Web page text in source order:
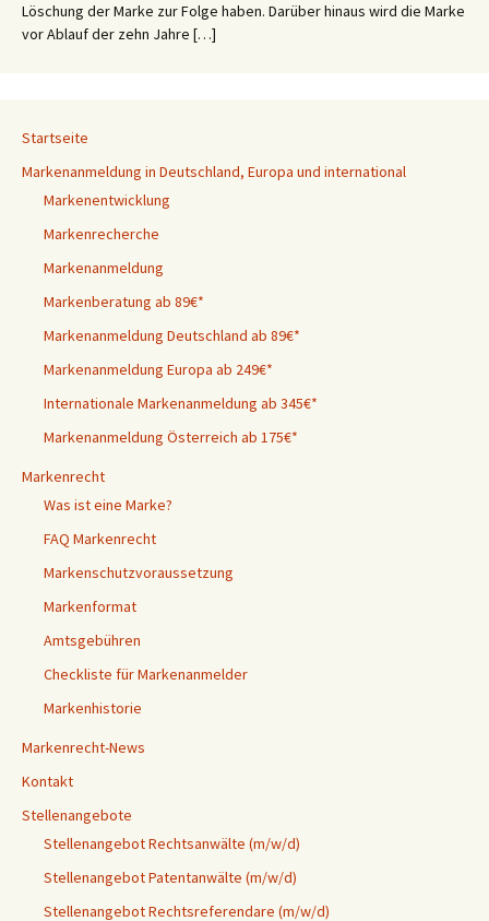
Löschung der Marke zur Folge haben. Darüber hinaus wird die Marke
vor Ablauf der zehn Jahre […]
Startseite
Markenanmeldung in Deutschland, Europa und international
Markenentwicklung
Markenrecherche
Markenanmeldung
Markenberatung ab 89€*
Markenanmeldung Deutschland ab 89€*
Markenanmeldung Europa ab 249€*
Internationale Markenanmeldung ab 345€*
Markenanmeldung Österreich ab 175€*
Markenrecht
Was ist eine Marke?
FAQ Markenrecht
Markenschutzvoraussetzung
Markenformat
Amtsgebühren
Checkliste für Markenanmelder
Markenhistorie
Markenrecht-News
Kontakt
Stellenangebote
Stellenangebot Rechtsanwälte (m/w/d)
Stellenangebot Patentanwälte (m/w/d)
Stellenangebot Rechtsreferendare (m/w/d)